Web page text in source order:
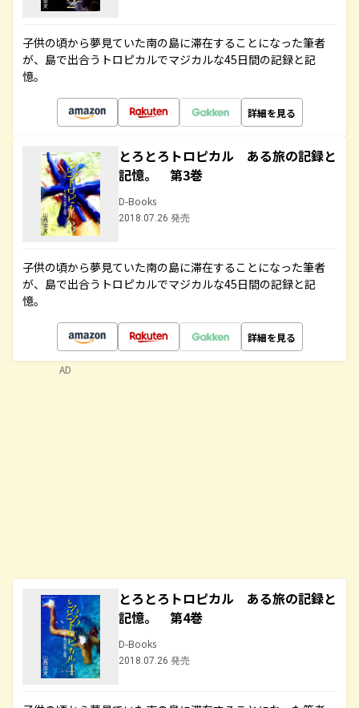
子供の頃から夢見ていた南の島に滞在することになった筆者
が、島で出合うトロピカルでマジカルな45日間の記録と記
憶。
詳細を見る
とろとろトロピカル ある旅の記録と
記憶。 第3巻
D-Books
2018.07.26 発売
子供の頃から夢見ていた南の島に滞在することになった筆者
が、島で出合うトロピカルでマジカルな45日間の記録と記
憶。
詳細を見る
とろとろトロピカル ある旅の記録と
記憶。 第4巻
D-Books
2018.07.26 発売
AD